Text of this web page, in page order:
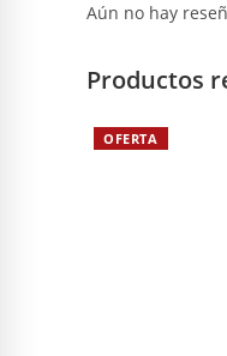
Aún no hay
Productos
OFERTA